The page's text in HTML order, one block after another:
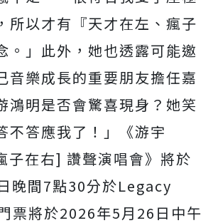
所以才有『天才在左、瘋子
。」此外， 她也透露可能邀
音樂成長的重要朋友擔任嘉
鴻明是否會驚喜現身？她笑
不答應我了！ 」《游宇
子在右] 讚聲演唱會》將於
晚間7點30分於Legacy
票將於2026年5月 26 日中午